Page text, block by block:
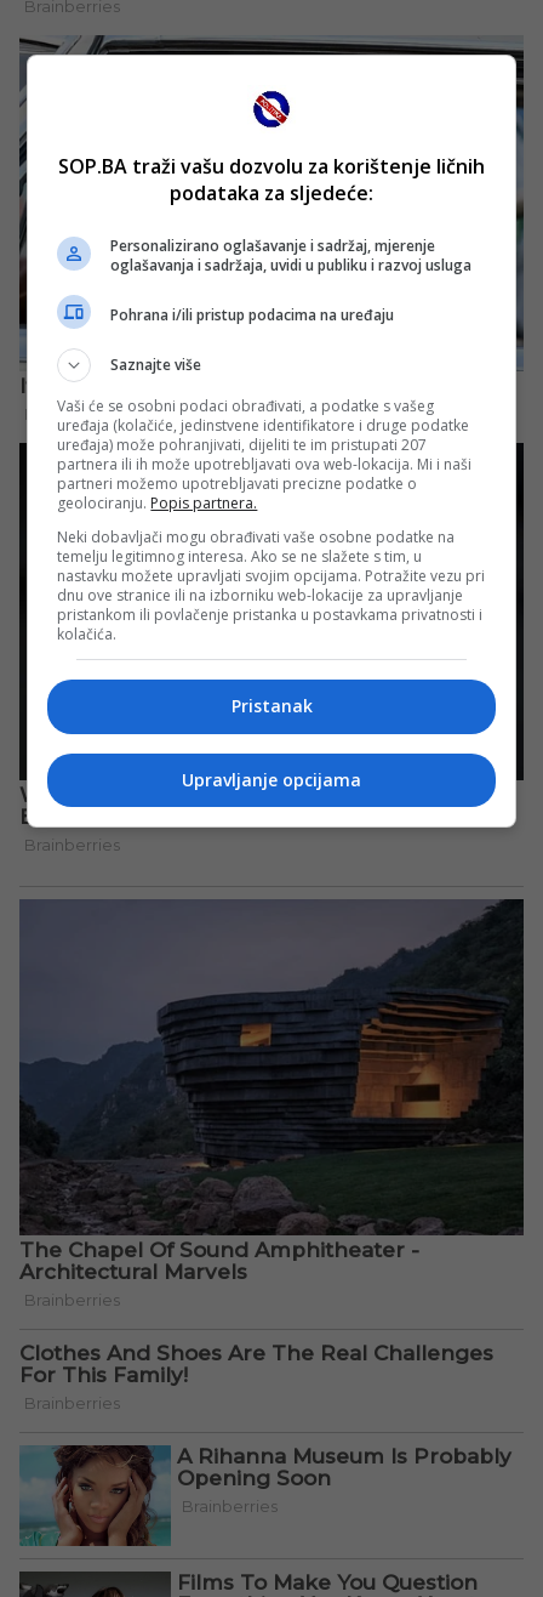
SOP.BA traži vašu dozvolu za korištenje ličnih
podataka za sljedeće:
Personalizirano oglašavanje i sadržaj, mjerenje
oglašavanja i sadržaja, uvidi u publiku i razvoj usluga
Pohrana i/ili pristup podacima na uređaju
Saznajte više
Vaši će se osobni podaci obrađivati, a podatke s vašeg
uređaja (kolačiće, jedinstvene identifikatore i druge podatke
uređaja) može pohranjivati, dijeliti te im pristupati 207
partnera ili ih može upotrebljavati ova web-lokacija. Mi i naši
partneri možemo upotrebljavati precizne podatke o
geolociranju. Popis partnera.
Neki dobavljači mogu obrađivati vaše osobne podatke na
temelju legitimnog interesa. Ako se ne slažete s tim, u
nastavku možete upravljati svojim opcijama. Potražite vezu pri
dnu ove stranice ili na izborniku web-lokacije za upravljanje
pristankom ili povlačenje pristanka u postavkama privatnosti i
kolačića.
Pristanak
Upravljanje opcijama